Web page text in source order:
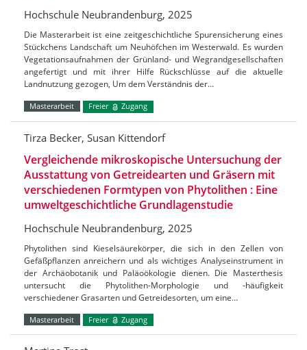
Hochschule Neubrandenburg, 2025
Die Masterarbeit ist eine zeitgeschichtliche Spurensicherung eines
Stückchens Landschaft um Neuhöfchen im Westerwald. Es wurden
Vegetationsaufnahmen der Grünland- und Wegrandgesellschaften
angefertigt und mit ihrer Hilfe Rückschlüsse auf die aktuelle
Landnutzung gezogen, Um dem Verständnis der…
Masterarbeit Freier Zugang
Tirza Becker, Susan Kittendorf
Vergleichende mikroskopische Untersuchung der
Ausstattung von Getreidearten und Gräsern mit
verschiedenen Formtypen von Phytolithen : Eine
umweltgeschichtliche Grundlagenstudie
Hochschule Neubrandenburg, 2025
Phytolithen sind Kieselsäurekörper, die sich in den Zellen von
Gefäßpflanzen anreichern und als wichtiges Analyseinstrument in
der Archäobotanik und Paläoökologie dienen. Die Masterthesis
untersucht die Phytolithen-Morphologie und -häufigkeit
verschiedener Grasarten und Getreidesorten, um eine…
Masterarbeit Freier Zugang